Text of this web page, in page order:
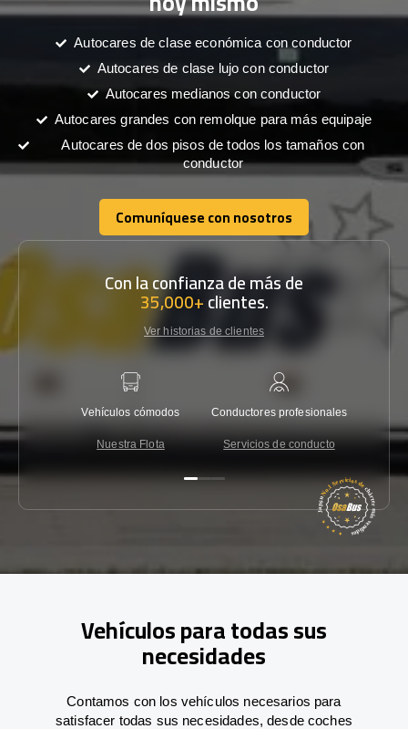
Autocares de clase económica con conductor
Autocares de clase lujo con conductor
Autocares medianos con conductor
Autocares grandes con remolque para más equipaje
Autocares de dos pisos de todos los tamaños con
conductor
Comuníquese con nosotros
Comuníquese con nosotros
Con la confianza de más de
35,000+clientes.
Ver historias de clientes
Vehículos cómodos
Nuestra Flota
Conductores profesionales
Servicios de conducto
Vehículos para todas sus
necesidades
Contamos con los vehículos necesarios para
satisfacer todas sus necesidades, desde coches